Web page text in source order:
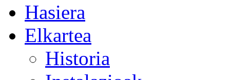
Hasiera
Elkartea
Historia